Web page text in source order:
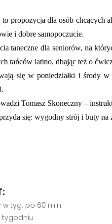
propozycja dla osób chcących
i dobre samopoczucie.
taneczne dla seniorów, na
tańców latino, dbając też o
się w poniedziałki i środy
Tomasz Skoneczny –
się: wygodny strój i buty na
w tyg. po 60 min.
tygodniu